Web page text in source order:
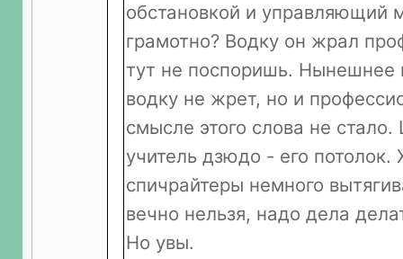
обстановкой и управляющий
грамотно? Водку он жрал
тут не поспоришь. Нынешнее
водку не жрет, но и
смысле этого слова не
учитель дзюдо - его потолок.
спичрайтеры немного
вечно нельзя, надо дела
Но увы.